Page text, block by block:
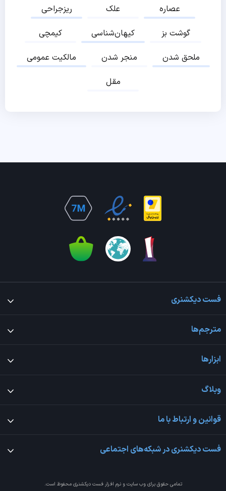
ریزجراحی
علک
عصاره
کیمچی
کیهان‌شناسی
گوشت بز
مالکیت عمومی
منجر شدن
ملحق شدن
مقل
فست دیکشنری
مترجم‌ها
ابزارها
وبلاگ
قوانین و ارتباط با ما
فست دیکشنری در شبکه‌های اجتماعی
تمامی حقوق برای وب سایت و نرم افزارفست دیکشنری محفوظ است.